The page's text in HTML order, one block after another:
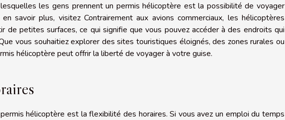
les gens prennent un permis hélicoptère est la possibilité de voyager
savoir plus, visitez Contrairement aux avions commerciaux, les hélicoptères
de petites surfaces, ce qui signifie que vous pouvez accéder à des endroits qui
vous souhaitiez explorer des sites touristiques éloignés, des zones rurales ou
hélicoptère peut offrir la liberté de voyager à votre guise.
hélicoptère est la flexibilité des horaires. Si vous avez un emploi du temps